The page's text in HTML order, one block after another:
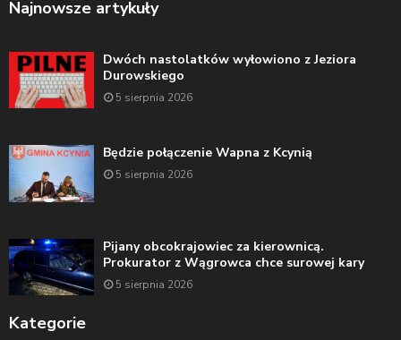
Najnowsze artykuły
Dwóch nastolatków wyłowiono z Jeziora
Durowskiego
5 sierpnia 2026
Będzie połączenie Wapna z Kcynią
5 sierpnia 2026
Pijany obcokrajowiec za kierownicą.
Prokurator z Wągrowca chce surowej kary
5 sierpnia 2026
Kategorie